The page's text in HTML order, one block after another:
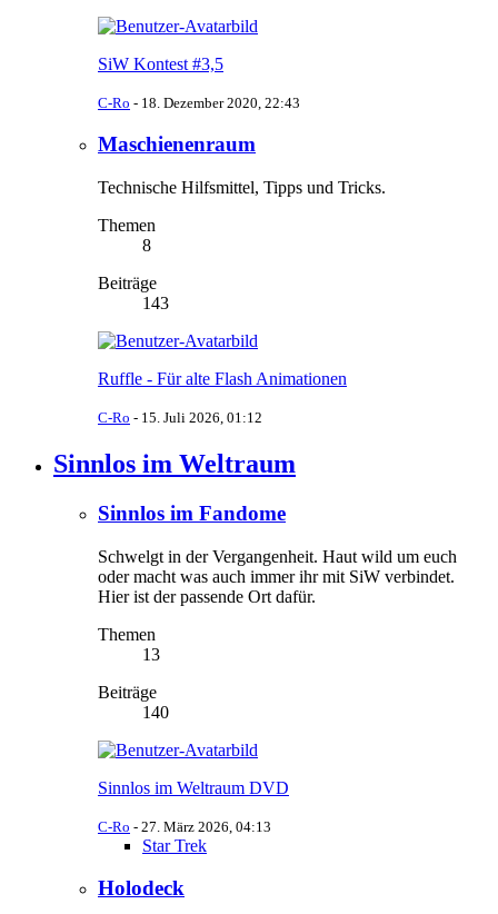
SiW Kontest #3,5
C-Ro - 18. Dezember 2020, 22:43
Maschienenraum
Technische Hilfsmittel, Tipps und Tricks.
Themen
8
Beiträge
143
Ruffle - Für alte Flash Animationen
C-Ro - 15. Juli 2026, 01:12
Sinnlos im Weltraum
Sinnlos im Fandome
Schwelgt in der Vergangenheit. Haut wild um euch
oder macht was auch immer ihr mit SiW verbindet.
Hier ist der passende Ort dafür.
Themen
13
Beiträge
140
Sinnlos im Weltraum DVD
C-Ro - 27. März 2026, 04:13
Star Trek
Holodeck